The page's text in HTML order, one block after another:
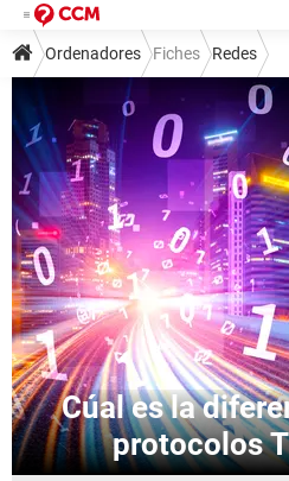
Ordenadores Fiches Redes
Cúal es la
protocolos